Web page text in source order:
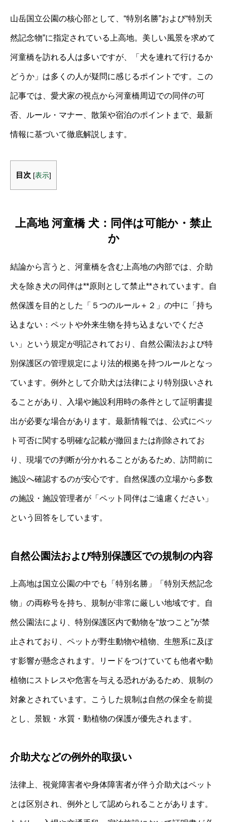
山岳国立公園の核心部として、“特別名勝”および“特別天
然記念物”に指定されている上高地。美しい風景を求めて
河童橋を訪れる人は多いですが、「犬を連れて行けるか
どうか」は多くの人が疑問に感じるポイントです。この
記事では、愛犬家の視点から河童橋周辺での同伴の可
否、ルール・マナー、散策や宿泊のポイントまで、最新
情報に基づいて徹底解説します。
目次 [表示]
上高地 河童橋 犬：同伴は可能か・禁止
か
結論から言うと、河童橋を含む上高地の内部では、介助
犬を除き犬の同伴は**原則として禁止**されています。自
然保護を目的とした「５つのルール＋２」の中に「持ち
込まない：ペットや外来生物を持ち込まないでくださ
い」という規定が明記されており、自然公園法および特
別保護区の管理規定により法的根拠を持つルールとなっ
ています。例外として介助犬は法律により特別扱いされ
ることがあり、入場や施設利用時の条件として証明書提
出が必要な場合があります。最新情報では、公式にペッ
ト可否に関する明確な記載が撤回または削除されてお
り、現場での判断が分かれることがあるため、訪問前に
施設へ確認するのが安心です。自然保護の立場から多数
の施設・施設管理者が「ペット同伴はご遠慮ください」
という回答をしています。
自然公園法および特別保護区での規制の内容
上高地は国立公園の中でも「特別名勝」「特別天然記念
物」の両称号を持ち、規制が非常に厳しい地域です。自
然公園法により、特別保護区内で動物を“放つこと”が禁
止されており、ペットが野生動物や植物、生態系に及ぼ
す影響が懸念されます。リードをつけていても他者や動
植物にストレスや危害を与える恐れがあるため、規制の
対象とされています。こうした規制は自然の保全を前提
とし、景観・水質・動植物の保護が優先されます。
介助犬などの例外的取扱い
法律上、視覚障害者や身体障害者が伴う介助犬はペット
とは区別され、例外として認められることがあります。